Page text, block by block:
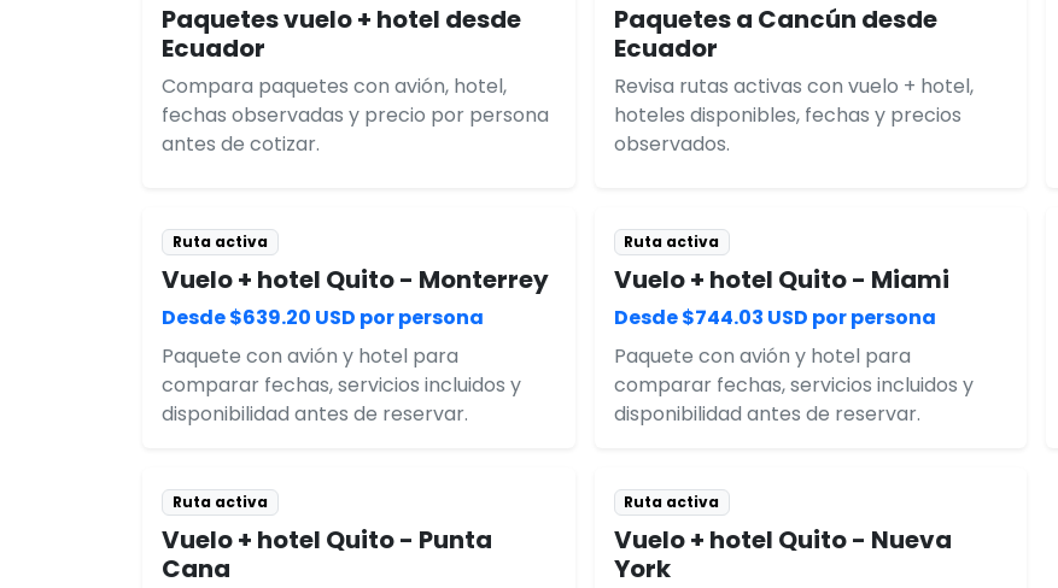
Paquetes vuelo + hotel desde
Ecuador
Compara paquetes con avión, hotel,
fechas observadas y precio por persona
antes de cotizar.
Paquetes a Cancún desde
Ecuador
Revisa rutas activas con vuelo + hotel,
hoteles disponibles, fechas y precios
observados.
Ruta activa
Vuelo + hotel Quito - Monterrey
Desde $639.20 USD por persona
Paquete con avión y hotel para
comparar fechas, servicios incluidos y
disponibilidad antes de reservar.
Ruta activa
Vuelo + hotel Quito - Miami
Desde $744.03 USD por persona
Paquete con avión y hotel para
comparar fechas, servicios incluidos y
disponibilidad antes de reservar.
Ruta activa
Vuelo + hotel Quito - Punta
Cana
Ruta activa
Vuelo + hotel Quito - Nueva
York